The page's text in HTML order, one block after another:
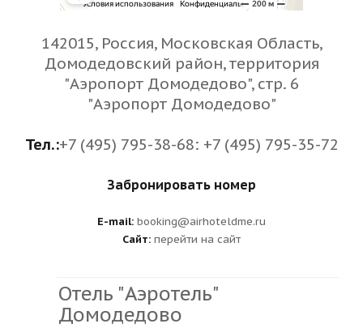
142015, Россия, Московская Область,
Домодедовский район, территория
"Аэропорт Домодедово", стр. 6
"Аэропорт Домодедово"
Тел.:+7 (495) 795-38-68: +7 (495) 795-35-72
Забронировать номер
E-mail: booking@airhoteldme.ru
Сайт: перейти на сайт
Отель "Аэротель"
Домодедово